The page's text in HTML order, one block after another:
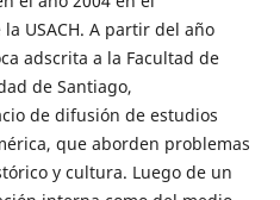
USACH. A partir del año
adscrita a la Facultad de
de Santiago,
de difusión de estudios
que aborden problemas
y cultura. Luego de un